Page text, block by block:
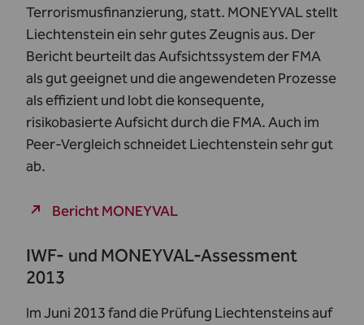
Terrorismusfinanzierung, statt. MONEYVAL stellt
Liechtenstein ein sehr gutes Zeugnis aus. Der
Bericht beurteilt das Aufsichtssystem der FMA
als gut geeignet und die angewendeten Prozesse
als effizient und lobt die konsequente,
risikobasierte Aufsicht durch die FMA. Auch im
Peer-Vergleich schneidet Liechtenstein sehr gut
ab.
Bericht MONEYVAL
IWF- und MONEYVAL-Assessment
2013
Im Juni 2013 fand die Prüfung Liechtensteins auf